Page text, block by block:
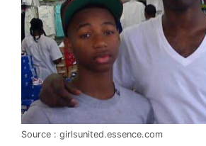
Source : girlsunited.essence.com